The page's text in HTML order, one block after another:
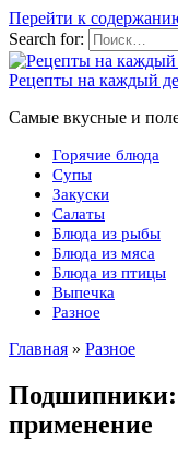
Перейти к
Search for:
Рецепты на каждый
Самые вкусные и
Горячие блюда
Супы
Закуски
Салаты
Блюда из рыбы
Блюда из мяса
Блюда из птицы
Выпечка
Разное
Главная » Разное
Подшипники:
применение